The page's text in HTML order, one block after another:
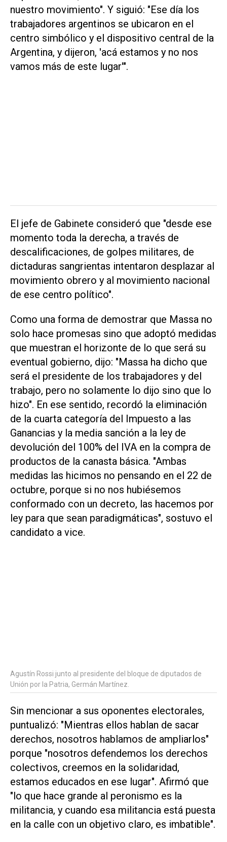
nuestro movimiento". Y siguió: "Ese día los
trabajadores argentinos se ubicaron en el
centro simbólico y el dispositivo central de la
Argentina, y dijeron, 'acá estamos y no nos
vamos más de este lugar'".
El jefe de Gabinete consideró que "desde ese
momento toda la derecha, a través de
descalificaciones, de golpes militares, de
dictaduras sangrientas intentaron desplazar al
movimiento obrero y al movimiento nacional
de ese centro político".
Como una forma de demostrar que Massa no
solo hace promesas sino que adoptó medidas
que muestran el horizonte de lo que será su
eventual gobierno, dijo: "Massa ha dicho que
será el presidente de los trabajadores y del
trabajo, pero no solamente lo dijo sino que lo
hizo". En ese sentido, recordó la eliminación
de la cuarta categoría del Impuesto a las
Ganancias y la media sanción a la ley de
devolución del 100% del IVA en la compra de
productos de la canasta básica. "Ambas
medidas las hicimos no pensando en el 22 de
octubre, porque si no nos hubiésemos
conformado con un decreto, las hacemos por
ley para que sean paradigmáticas", sostuvo el
candidato a vice.
Agustín Rossi junto al presidente del bloque de diputados de
Unión por la Patria, Germán Martínez.
Sin mencionar a sus oponentes electorales,
puntualizó: "Mientras ellos hablan de sacar
derechos, nosotros hablamos de ampliarlos"
porque "nosotros defendemos los derechos
colectivos, creemos en la solidaridad,
estamos educados en ese lugar". Afirmó que
"lo que hace grande al peronismo es la
militancia, y cuando esa militancia está puesta
en la calle con un objetivo claro, es imbatible".